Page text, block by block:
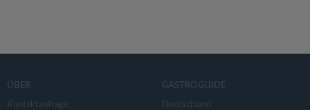
ÜBER
Kontaktanfrage
GASTROGUIDE
Deutschland